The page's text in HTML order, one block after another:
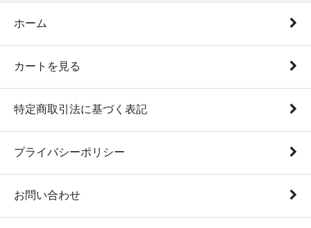
ホーム
カートを見る
特定商取引法に基づく表記
プライバシーポリシー
お問い合わせ